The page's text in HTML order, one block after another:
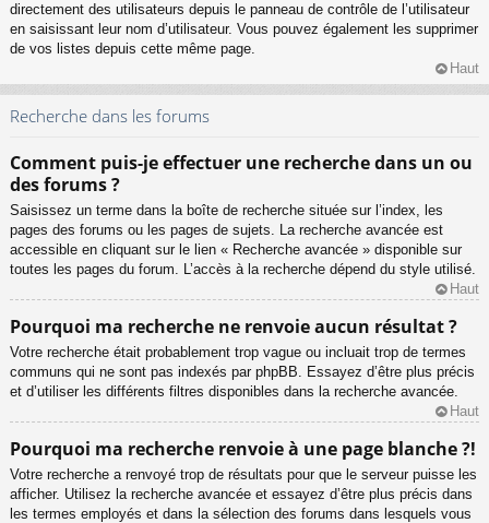
directement des utilisateurs depuis le panneau de contrôle de l’utilisateur
en saisissant leur nom d’utilisateur. Vous pouvez également les supprimer
de vos listes depuis cette même page.
Haut
Recherche dans les forums
Comment puis-je effectuer une recherche dans un ou
des forums ?
Saisissez un terme dans la boîte de recherche située sur l’index, les
pages des forums ou les pages de sujets. La recherche avancée est
accessible en cliquant sur le lien « Recherche avancée » disponible sur
toutes les pages du forum. L’accès à la recherche dépend du style utilisé.
Haut
Pourquoi ma recherche ne renvoie aucun résultat ?
Votre recherche était probablement trop vague ou incluait trop de termes
communs qui ne sont pas indexés par phpBB. Essayez d’être plus précis
et d’utiliser les différents filtres disponibles dans la recherche avancée.
Haut
Pourquoi ma recherche renvoie à une page blanche ?!
Votre recherche a renvoyé trop de résultats pour que le serveur puisse les
afficher. Utilisez la recherche avancée et essayez d’être plus précis dans
les termes employés et dans la sélection des forums dans lesquels vous